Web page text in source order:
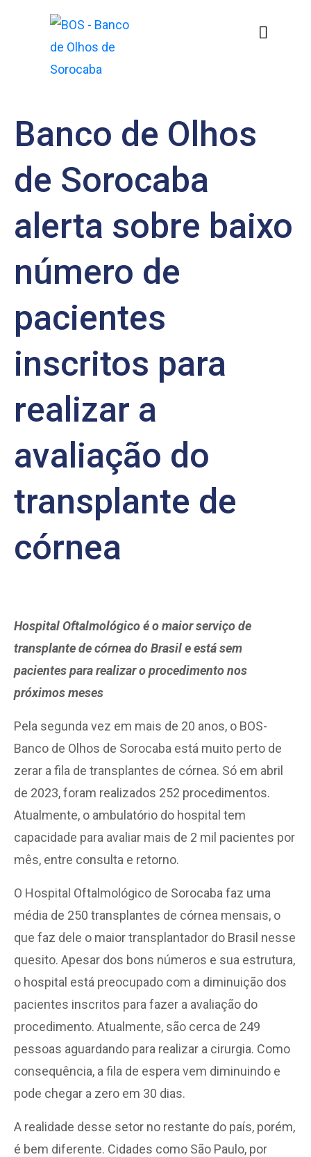
Banco de Olhos
de Sorocaba
alerta sobre baixo
número de
pacientes
inscritos para
realizar a
avaliação do
transplante de
córnea
Hospital Oftalmológico é o maior serviço de
transplante de córnea do Brasil e está sem
pacientes para realizar o procedimento nos
próximos meses
Pela segunda vez em mais de 20 anos, o BOS-
Banco de Olhos de Sorocaba está muito perto de
zerar a fila de transplantes de córnea. Só em abril
de 2023, foram realizados 252 procedimentos.
Atualmente, o ambulatório do hospital tem
capacidade para avaliar mais de 2 mil pacientes por
mês, entre consulta e retorno.
O Hospital Oftalmológico de Sorocaba faz uma
média de 250 transplantes de córnea mensais, o
que faz dele o maior transplantador do Brasil nesse
quesito. Apesar dos bons números e sua estrutura,
o hospital está preocupado com a diminuição dos
pacientes inscritos para fazer a avaliação do
procedimento. Atualmente, são cerca de 249
pessoas aguardando para realizar a cirurgia. Como
consequência, a fila de espera vem diminuindo e
pode chegar a zero em 30 dias.
A realidade desse setor no restante do país, porém,
é bem diferente. Cidades como São Paulo, por